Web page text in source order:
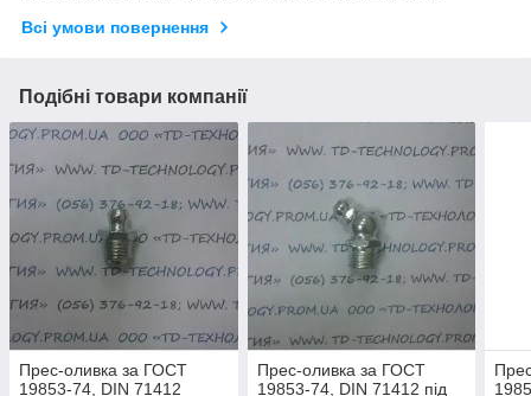
Всі умови повернення
Подібні товари компанії
Прес-оливка за ГОСТ
19853-74, DIN 71412
Прес-оливка за ГОСТ
19853-74, DIN 71412 під